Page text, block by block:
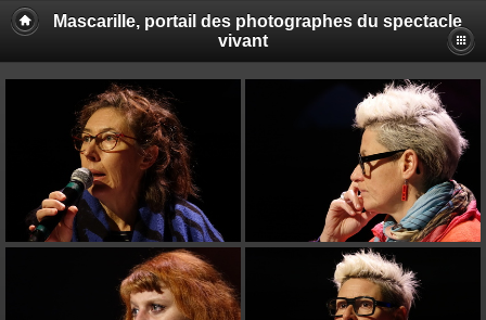
Mascarille, portail des photographes du spectacle
vivant